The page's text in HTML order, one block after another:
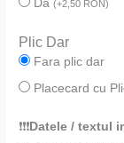
Da(+2,50 RON)
Plic Dar
Fara plic dar
Placecard cu
❗❗❗ Datele / textul